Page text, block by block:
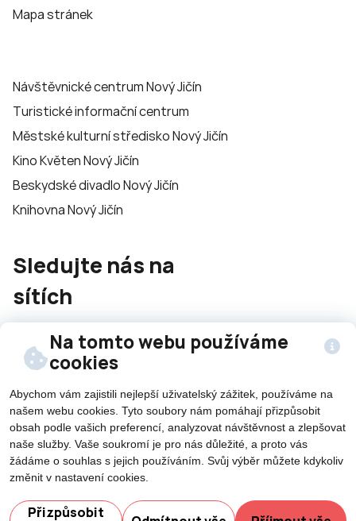
Na tomto webu používáme
cookies
Abychom vám zajistili nejlepší uživatelský zážitek, používáme na
našem webu cookies. Tyto soubory nám pomáhají přizpůsobit
obsah podle vašich preferencí, analyzovat návštěvnost a zlepšovat
naše služby. Vaše soukromí je pro nás důležité, a proto vás
žádáme o souhlas s jejich používáním. Svůj výběr můžete kdykoliv
změnit v nastavení cookies.
Přizpůsobit
Mapa stránek
Návštěvnické centrum Nový Jičín
Turistické informační centrum
Městské kulturní středisko Nový Jičín
Kino Květen Nový Jičín
Beskydské divadlo Nový Jičín
Knihovna Nový Jičín
Sledujte nás na
sítích
©2026 Všechna práva vyhrazena - použití obsahu či
jeho části je umožněn pouze se souhlasem města Nový
Jičín.
Created by
Potřebujete poradit?